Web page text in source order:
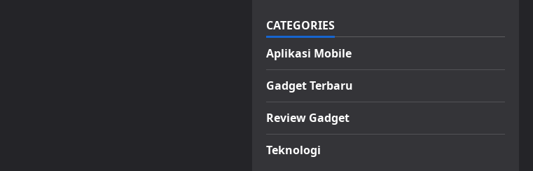
CATEGORIES
Aplikasi Mobile
Gadget Terbaru
Review Gadget
Teknologi